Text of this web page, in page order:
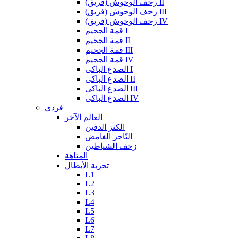
زحف الوحوش (فريق) II
زحف الوحوش (فريق) III
زحف الوحوش (فريق) IV
قمة الجحيم I
قمة الجحيم II
قمة الجحيم III
قمة الجحيم IV
الصدع الباكى I
الصدع الباكى II
الصدع الباكى III
الصدع الباكى IV
فردي
العالم الآخر
الكنز الدفين
التّاجر الغامض
زحف الشياطين
المتاهة
تجربة الأبطال
L1
L2
L3
L4
L5
L6
L7